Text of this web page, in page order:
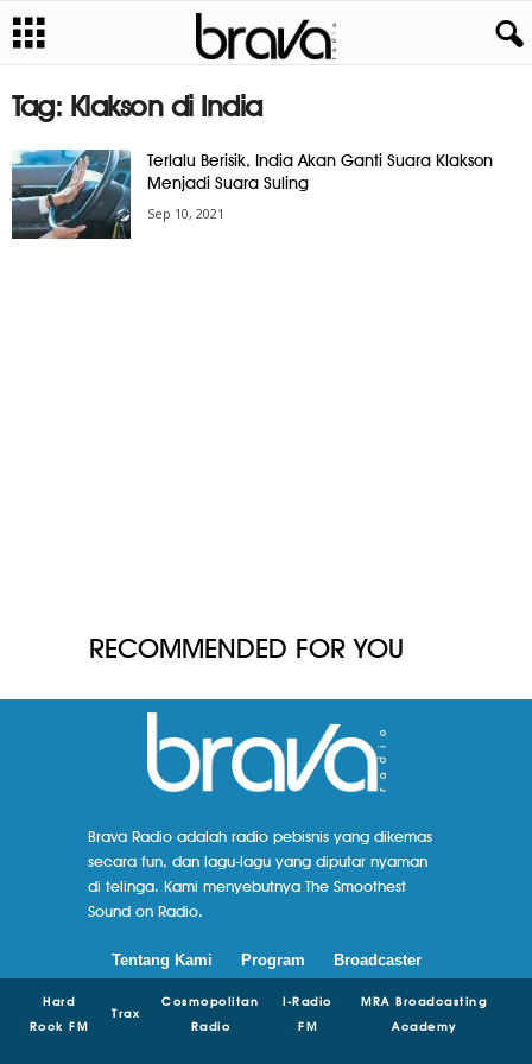
Tag: Klakson di India
Terlalu Berisik, India Akan Ganti Suara Klakson
Menjadi Suara Suling
Sep 10, 2021
RECOMMENDED FOR YOU
Brava Radio adalah radio pebisnis yang dikemas
secara fun, dan lagu-lagu yang diputar nyaman
di telinga. Kami menyebutnya The Smoothest
Sound on Radio.
Tentang Kami Program Broadcaster
Hard
Rock FM
Trax
Cosmopolitan
Radio
I-Radio
FM
MRA Broadcasting
Academy